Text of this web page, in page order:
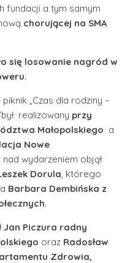
fundacji a tym samym
chorującej na SMA
się losowanie nagród w
.
„Czas dla rodziny –
realizowany przy
Małopolskiego a
Nowe
nad wydarzeniem objął
Dorula , którego
Barbara Dembińska z
.
Jan Piczura radny
oraz Radosław
Zdrowia,